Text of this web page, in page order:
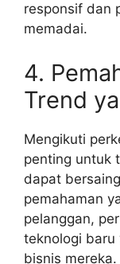
responsif dan
memadai.
4.
Trend
Mengikuti
penting untuk
dapat
pemahaman
pelanggan,
teknologi baru
bisnis mereka.